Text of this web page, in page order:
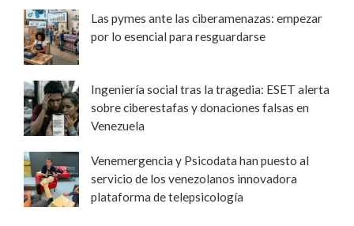
Las pymes ante las ciberamenazas: empezar
por lo esencial para resguardarse
Ingeniería social tras la tragedia: ESET alerta
sobre ciberestafas y donaciones falsas en
Venezuela
Venemergencia y Psicodata han puesto al
servicio de los venezolanos innovadora
plataforma de telepsicología